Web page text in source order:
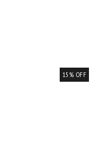
15 % OFF